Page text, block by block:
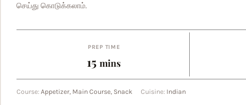
செய்து கொடுக்கலாம்.
PREP TIME
15minutes
mins
Course:Appetizer, Main Course, Snack Cuisine: Indian